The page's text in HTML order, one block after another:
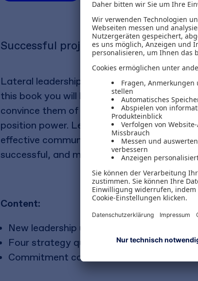
Successful project leadership at eye
Lateral leadership is the basis of a new
this book you will learn how to strengthen
convince them of your project's purpose,
position power. Learn how to address
effective communication skills. Find out
successful, and more fun - based on your
Content:
New leadership understanding and
Four strategy questions and the
Commitment communication